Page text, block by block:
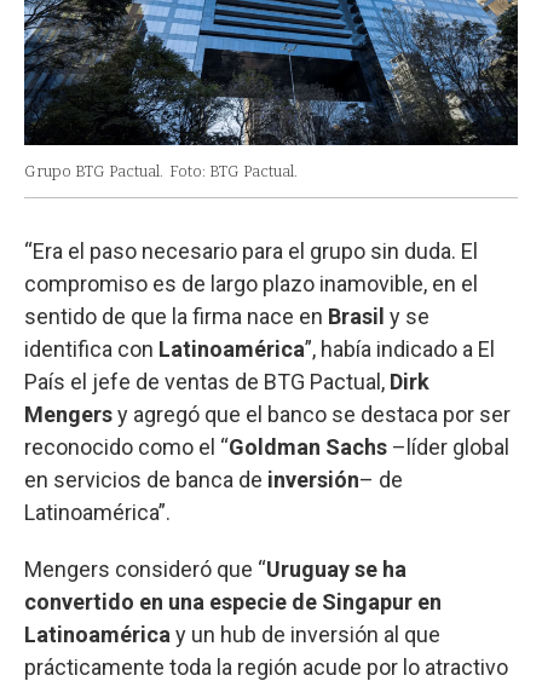
Grupo BTG Pactual. Foto: BTG Pactual.
“Era el paso necesario para el grupo sin duda. El
compromiso es de largo plazo inamovible, en el
sentido de que la firma nace en Brasil y se
identifica con Latinoamérica”, había indicado a El
País el jefe de ventas de BTG Pactual, Dirk
Mengersy agregó que el banco se destaca por ser
reconocido como el “Goldman Sachs –líder global
en servicios de banca de inversión– de
Latinoamérica”.
Mengers consideró que “Uruguay se ha
convertido en una especie de Singapur en
Latinoamérica y un hub de inversión al que
prácticamente toda la región acude por lo atractivo